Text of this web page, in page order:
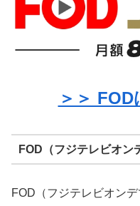
＞＞
FOD（フジテレビオン
FOD（フジテレビオンデ